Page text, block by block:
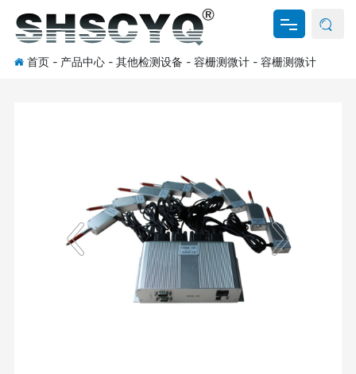
网站首页
首页 - 产品中心 - 其他检测设备 - 容栅测微计 - 容栅测微计